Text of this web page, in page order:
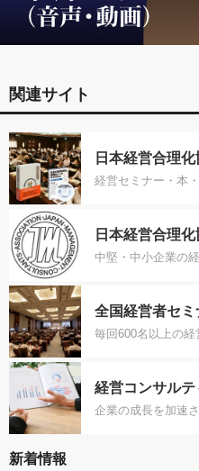
関連サイト
日本経営合理
経営セミナー・本
日本経営合理
中堅・中小企業の
全国経営者セミ
毎回600名以上の
経営コンサルテ
企業の成長を加速
新着情報